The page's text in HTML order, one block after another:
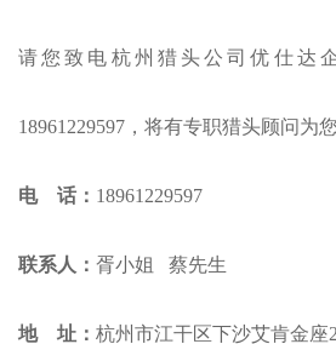
请您致电杭州猎头公司优仕达
18961229597，将有专职猎头顾问为
电 话： 18961229597
联系人： 胥小姐 蔡先生
地 址： 杭州市江干区下沙艾肯金座